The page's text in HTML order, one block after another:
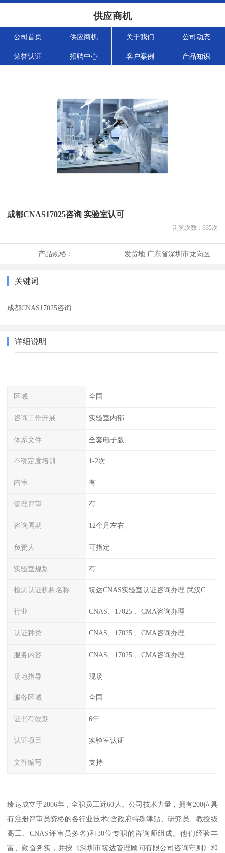
供应商机
公司首页 供应商机 关于我们 公司动态
荣誉认证 招聘中心 客户案例 产品知识
成都CNAS17025咨询 实验室认可
浏览次数： 335次
产品规格： 发货地:广东省深圳市龙岗区
关键词
成都CNAS17025咨询
详细说明
区域 全国
咨询工作开展 实验室内部
体系文件 全套电子版
不确定度培训 1-2次
内审 有
管理评审 有
咨询周期 12个月左右
负责人 可指定
实验室规划 有
检测认证机构名称 臻达CNAS实验室认证咨询办理 武汉CNAS实验室认可办理
行业 CNAS、17025 、CMA咨询办理
认证种类 CNAS、17025 、CMA咨询办理
服务内容 CNAS、17025 、CMA咨询办理
场地指导 现场
服务区域 全国
证书有效期 6年
认证项目 实验室认证
文件编写 支持
臻达成立于2006年，全职员工近60人。公司技术力量，拥有200位具
有注册评审员资格的各行业技术(含政府特殊津贴、研究员、教授级
高工、CNAS评审员多名)和30位专职的咨询师组成。他们经验丰
富、勤奋务实，并按《深圳市臻达管理顾问有限公司咨询守则》和